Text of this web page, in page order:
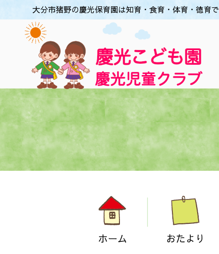
大分市猪野の慶光保育園は知育・食育・体育・徳育
ホーム おたより